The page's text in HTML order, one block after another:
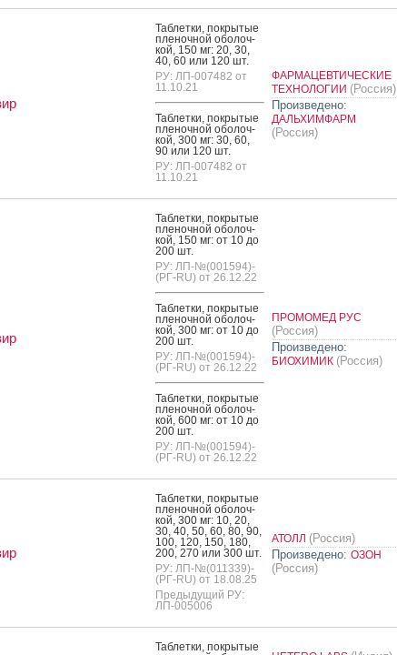
Таб­летки, пок­ры­тые
пле­ноч­ной обо­лоч­
кой, 150 мг: 20, 30,
40, 60 или 120 шт.
РУ: ЛП-007482 от
11.10.21
Таб­летки, пок­ры­тые
пле­ноч­ной обо­лоч­
кой, 300 мг: 30, 60,
90 или 120 шт.
РУ: ЛП-007482 от
11.10.21
ФАРМАЦЕВТИЧЕСКИЕ
ТЕХНОЛОГИИ (Россия)
Произведено:
ДАЛЬХИМФАРМ
(Россия)
Таб­летки, пок­ры­тые
пле­ноч­ной обо­лоч­
кой, 150 мг: от 10 до
200 шт.
РУ: ЛП-№(001594)-
(РГ-RU) от 26.12.22
Таб­летки, пок­ры­тые
пле­ноч­ной обо­лоч­
кой, 300 мг: от 10 до
200 шт.
РУ: ЛП-№(001594)-
(РГ-RU) от 26.12.22
Таб­летки, пок­ры­тые
пле­ноч­ной обо­лоч­
кой, 600 мг: от 10 до
200 шт.
РУ: ЛП-№(001594)-
(РГ-RU) от 26.12.22
ПРОМОМЕД РУС
(Россия)
Произведено:
БИОХИМИК (Россия)
Таб­летки, пок­ры­тые
пле­ноч­ной обо­лоч­
кой, 300 мг: 10, 20,
30, 40, 50, 60, 80, 90,
100, 120, 150, 180,
200, 270 или 300 шт.
РУ: ЛП-№(011339)-
(РГ-RU) от 18.08.25
Предыдущий РУ:
ЛП-005006
АТОЛЛ (Россия)
Произведено: ОЗОН
(Россия)
Таб­летки, пок­ры­тые